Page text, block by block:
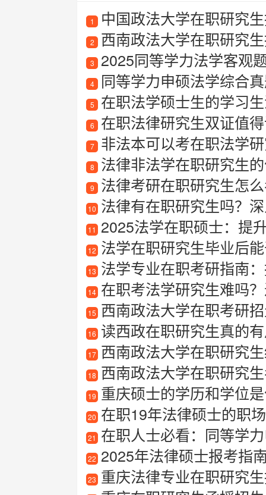
1 中国政法大学在职研究
2 西南政法大学在职研究
3 2025同等学力法学客观
4 同等学力申硕法学综合
5 在职法学硕士生的学习
6 在职法律研究生双证值
7 非法本可以考在职法学
8 法律非法学在职研究生
9 法律考研在职研究生怎
10 法律有在职研究生吗？
11 2025法学在职硕士：提
12 法学在职研究生毕业后
13 法学专业在职考研指南：
14 在职考法学研究生难吗
15 西南政法大学在职考研
16 读西政在职研究生真的
17 西南政法大学在职研究生
18 西南政法大学在职研究
19 重庆硕士的学历和学位
20 在职19年法律硕士的职场心
21 在职人士必看：同等学
22 2025年法律硕士报考指南
23 重庆法律专业在职研究